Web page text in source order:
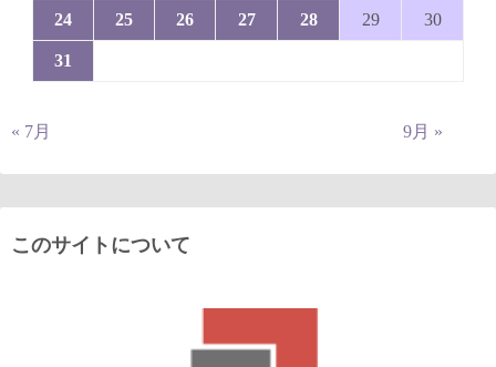
24 25 26 27 28 29 30
31
« 7月 9月 »
このサイトについて